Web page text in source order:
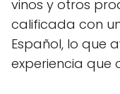
vinos y otros
calificada con
Español, lo que
experiencia que